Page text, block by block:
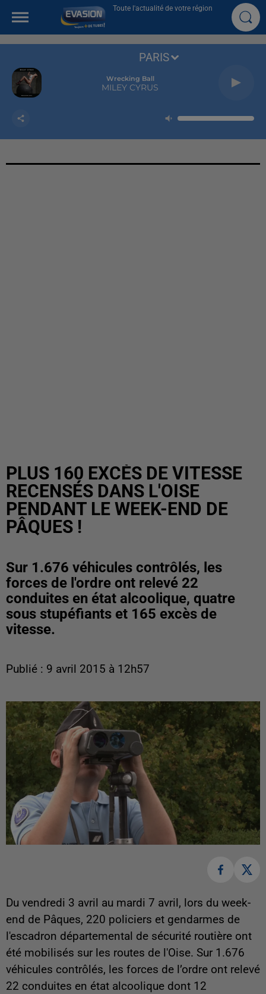
Toute l'actualité de votre région
Wrecking Ball
MILEY CYRUS
PARIS
PLUS 160 EXCÈS DE VITESSE
RECENSÉS DANS L'OISE
PENDANT LE WEEK-END DE
PÂQUES !
Sur 1.676 véhicules contrôlés, les
forces de l'ordre ont relevé 22
conduites en état alcoolique, quatre
sous stupéfiants et 165 excès de
vitesse.
Publié : 9 avril 2015 à 12h57
Du vendredi 3 avril au mardi 7 avril, lors du week-
end de Pâques, 220 policiers et gendarmes de
l'escadron départemental de sécurité routière ont
été mobilisés sur les routes de l'Oise. Sur 1.676
véhicules contrôlés, les forces de l’ordre ont relevé
22 conduites en état alcoolique dont 12